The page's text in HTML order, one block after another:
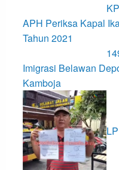
APH Periksa Kapal
Tahun 2021
Imigrasi Belawan
Kamboja